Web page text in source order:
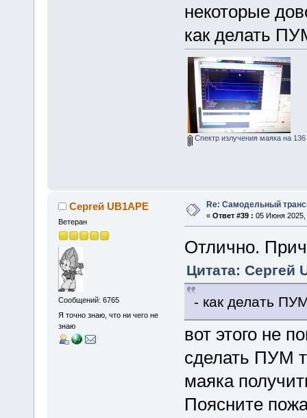
некоторые
как делать
Спектр излучения маяка на 136
Сергей UB1APE
Ветеран
Сообщений: 6765
Я точно знаю, что ни чего не
знаю
Re: Самодельный
« Ответ #39 : 05 Июня 2025,
Отлично.
Цитата: Сергей
- как делать
вот этого не
сделать ПУМ
маяка
Поясните